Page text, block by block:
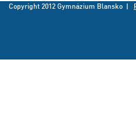
Copyright 2012 Gymnázium Blansko |